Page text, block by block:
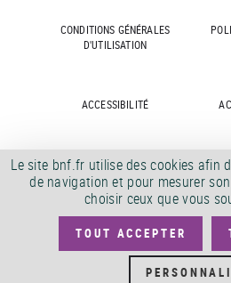
CONDITIONS GÉNÉRALES
D'UTILISATION
ACCESSIBILITÉ
MARCHÉS PUBLICS
DÉMATÉRIALISATION FACTURES
©
Le site bnf.fr utilise des cookies afin
de navigation et pour mesurer
choisir ceux que vous
TOUT ACCEPTER